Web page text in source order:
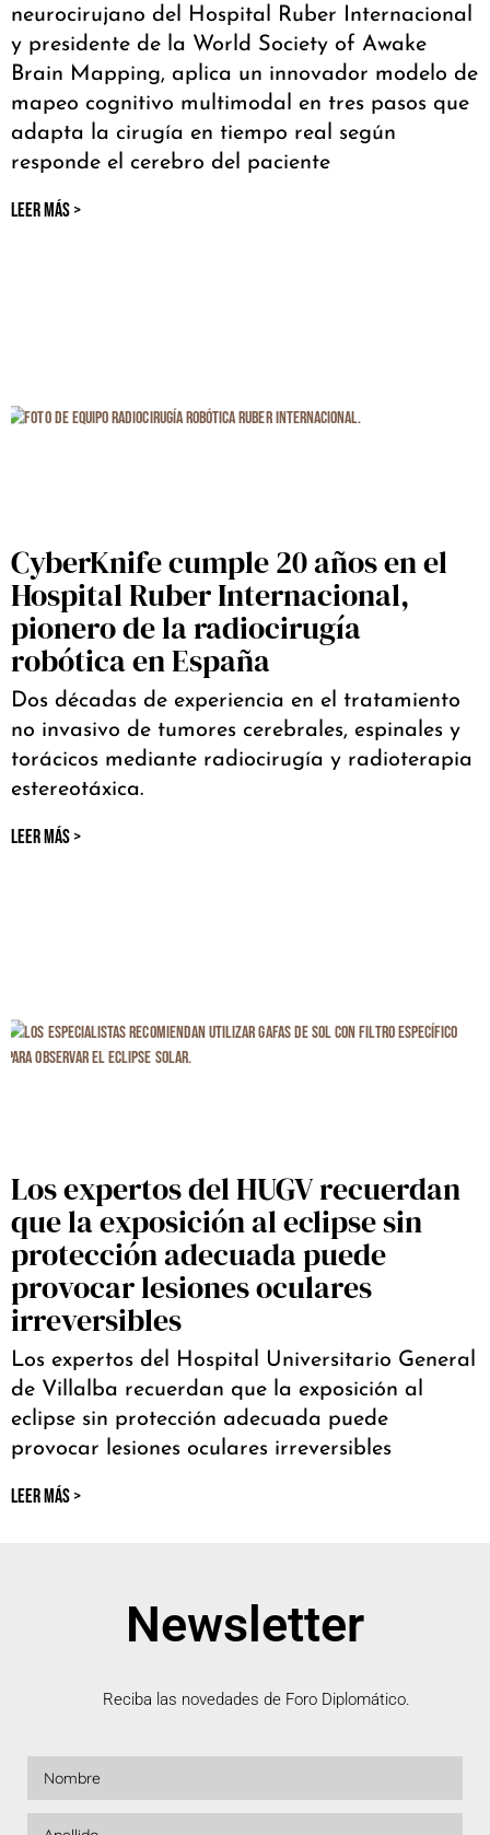
neurocirujano del Hospital Ruber Internacional
y presidente de la World Society of Awake
Brain Mapping, aplica un innovador modelo de
mapeo cognitivo multimodal en tres pasos que
adapta la cirugía en tiempo real según
responde el cerebro del paciente
LEER MÁS >
CyberKnife cumple 20 años en el
Hospital Ruber Internacional,
pionero de la radiocirugía
robótica en España
Dos décadas de experiencia en el tratamiento
no invasivo de tumores cerebrales, espinales y
torácicos mediante radiocirugía y radioterapia
estereotáxica.
LEER MÁS >
Los expertos del HUGV recuerdan
que la exposición al eclipse sin
protección adecuada puede
provocar lesiones oculares
irreversibles
Los expertos del Hospital Universitario General
de Villalba recuerdan que la exposición al
eclipse sin protección adecuada puede
provocar lesiones oculares irreversibles
LEER MÁS >
Newsletter
Reciba las novedades de Foro Diplomático.